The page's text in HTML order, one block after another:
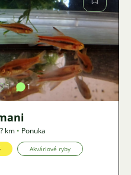
1 1
? km • Ponuka
Akváriové ryby